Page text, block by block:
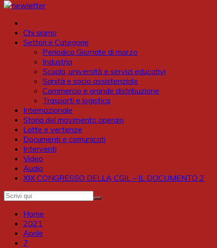
Chi siamo
Settori e Categorie
Periodico Giornate di marzo
Industria
Scuola, università e servizi educativi
Sanità e socio assistenziale
Commercio e grande distribuzione
Trasporti e logistica
Internazionale
Storia del movimento operaio
Lotte e vertenze
Documenti e comunicati
Interventi
Video
Audio
XIX CONGRESSO DELLA CGIL – IL DOCUMENTO 2
Home
2021
Aprile
7